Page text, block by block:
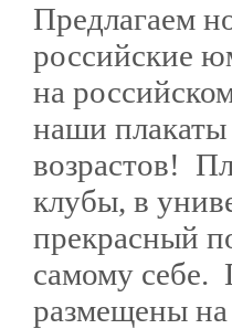
Предлагаем
российские
на
наши плакаты
возрастов!
клубы, в
прекрасный
самому себе.
размещены